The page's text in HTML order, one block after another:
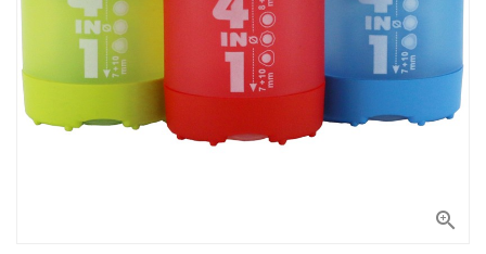
papiery
i kalki
Kolorowanki
do nauki
